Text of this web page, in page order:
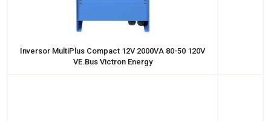
Inversor MultiPlus Compact 12V 2000VA 80-50 120V
VE.Bus Victron Energy